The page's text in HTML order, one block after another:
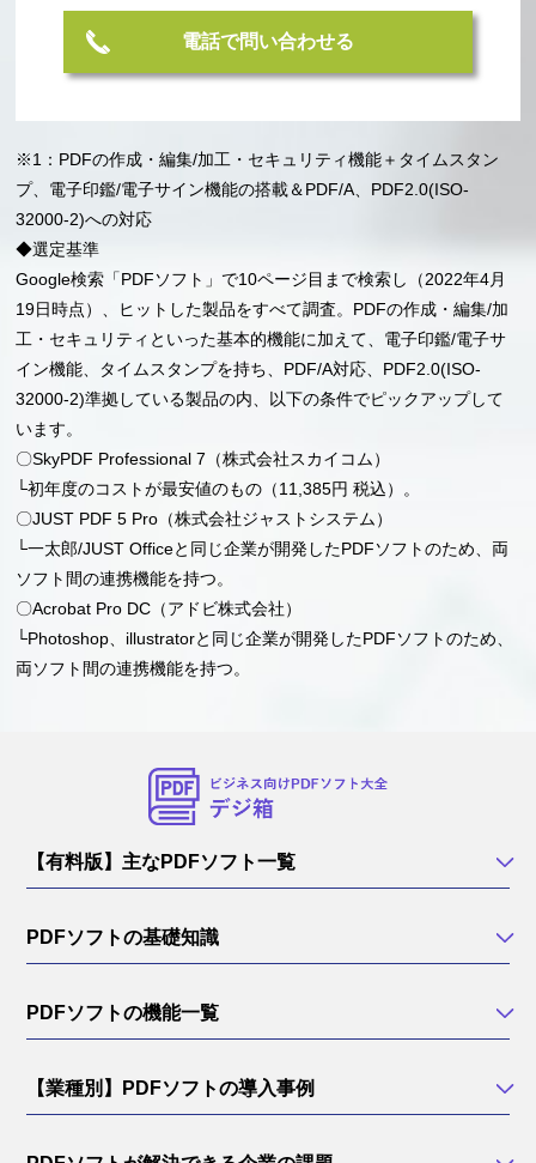
電話で問い合わせる
※1：PDFの作成・編集/加工・セキュリティ機能＋タイムスタン
プ、電子印鑑/電子サイン機能の搭載＆PDF/A、PDF2.0(ISO-
32000-2)への対応
◆選定基準
Google検索「PDFソフト」で10ページ目まで検索し（2022年4月
19日時点）、ヒットした製品をすべて調査。PDFの作成・編集/加
工・セキュリティといった基本的機能に加えて、電子印鑑/電子サ
イン機能、タイムスタンプを持ち、PDF/A対応、PDF2.0(ISO-
32000-2)準拠している製品の内、以下の条件でピックアップして
います。
〇SkyPDF Professional 7（株式会社スカイコム）
└初年度のコストが最安値のもの（11,385円 税込）。
〇JUST PDF 5 Pro（株式会社ジャストシステム）
└一太郎/JUST Officeと同じ企業が開発したPDFソフトのため、両
ソフト間の連携機能を持つ。
〇Acrobat Pro DC（アドビ株式会社）
└Photoshop、illustratorと同じ企業が開発したPDFソフトのため、
両ソフト間の連携機能を持つ。
【有料版】主なPDFソフト一覧
PDFソフトの基礎知識
PDFソフトの機能一覧
【業種別】PDFソフトの導入事例